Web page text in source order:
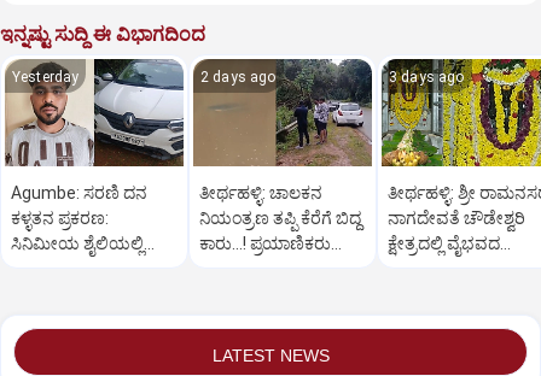
ಇನ್ನಷ್ಟು ಸುದ್ದಿ ಈ ವಿಭಾಗದಿಂದ
Yesterday
Agumbe: ಸರಣಿ ದನ
ಕಳ್ಳತನ ಪ್ರಕರಣ:
ಸಿನಿಮೀಯ ಶೈಲಿಯಲ್ಲಿ
2 days ago
ತೀರ್ಥಹಳ್ಳಿ: ಚಾಲಕನ
ನಿಯಂತ್ರಣ ತಪ್ಪಿ ಕೆರೆಗೆ ಬಿದ್ದ
ಕಾರು...! ಪ್ರಯಾಣಿಕರು
3 days ago
ತೀರ್ಥಹಳ್ಳಿ: ಶ್ರೀ
ನಾಗದೇವತೆ ಚೌಡೇಶ್ವರಿ
ಕ್ಷೇತ್ರದಲ್ಲಿ ವೈಭವದ
LATEST NEWS